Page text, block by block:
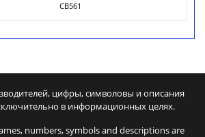
CB561
цифры, символовы и описания
в информационных целях.
numbers, symbols and descriptions are